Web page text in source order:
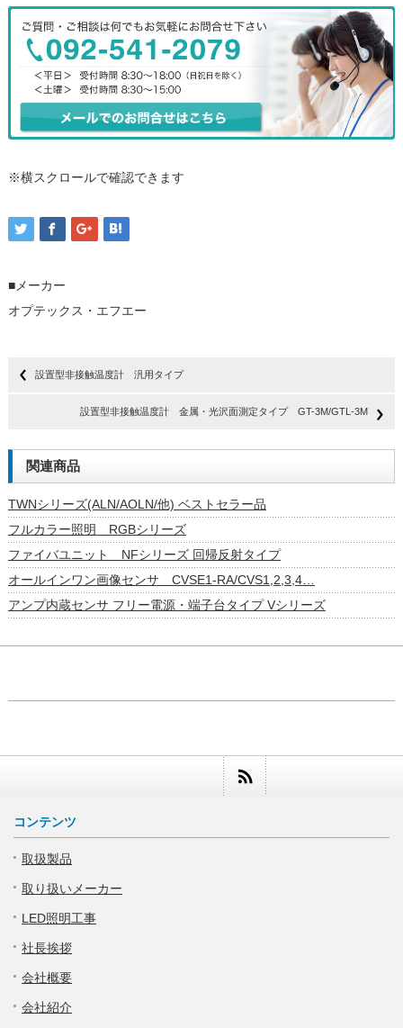
※横スクロールで確認できます
■メーカー
オプテックス・エフエー
設置型非接触温度計 汎用タイプ
設置型非接触温度計 金属・光沢面測定タイプ GT-3M/GTL-3M
関連商品
TWNシリーズ(ALN/AOLN/他) ベストセラー品
フルカラー照明 RGBシリーズ
ファイバユニット NFシリーズ 回帰反射タイプ
オールインワン画像センサ CVSE1-RA/CVS1,2,3,4…
アンプ内蔵センサ フリー電源・端子台タイプ Vシリーズ
コンテンツ
取扱製品
取り扱いメーカー
LED照明工事
社長挨拶
会社概要
会社紹介